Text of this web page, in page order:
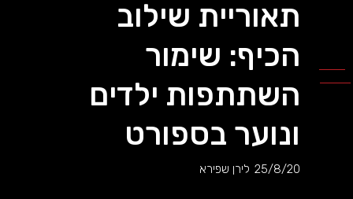
תאוריית שילוב
הכיף: שימור
השתתפות ילדים
ונוער בספורט
25/8/20 לירן שפירא